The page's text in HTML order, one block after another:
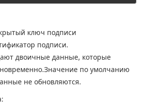
ключ подписи
подписи.
двоичные данные, которые
по умолчанию
не обновляются.